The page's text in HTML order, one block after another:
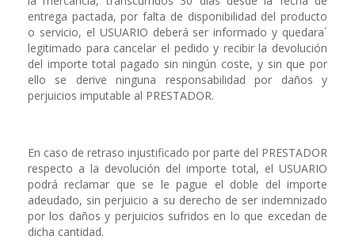
entrega pactada, por falta de disponibilidad del producto
o servicio, el USUARIO deberá ser informado y quedara´
legitimado para cancelar el pedido y recibir la devolución
del importe total pagado sin ningún coste, y sin que por
ello se derive ninguna responsabilidad por daños y
perjuicios imputable al PRESTADOR.
En caso de retraso injustificado por parte del PRESTADOR
respecto a la devolución del importe total, el USUARIO
podrá reclamar que se le pague el doble del importe
adeudado, sin perjuicio a su derecho de ser indemnizado
por los daños y perjuicios sufridos en lo que excedan de
dicha cantidad.